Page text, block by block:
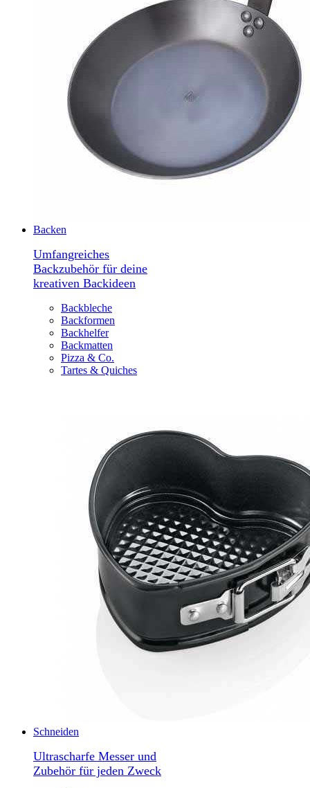
Backen
Umfangreiches
Backzubehör für deine
kreativen Backideen
Backbleche
Backformen
Backhelfer
Backmatten
Pizza & Co.
Tartes & Quiches
Schneiden
Ultrascharfe Messer und
Zubehör für jeden Zweck